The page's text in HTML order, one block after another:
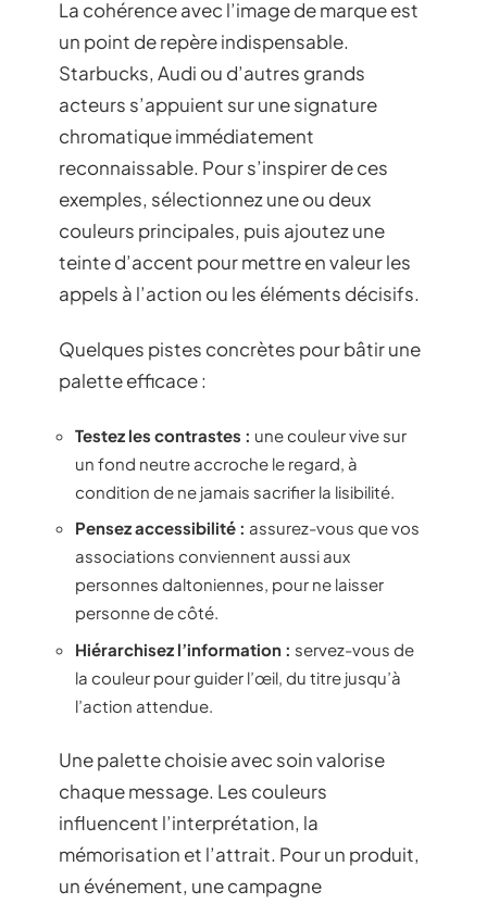
La cohérence avec l’image de marque est
un point de repère indispensable.
Starbucks, Audi ou d’autres grands
acteurs s’appuient sur une signature
chromatique immédiatement
reconnaissable. Pour s’inspirer de ces
exemples, sélectionnez une ou deux
couleurs principales, puis ajoutez une
teinte d’accent pour mettre en valeur les
appels à l’action ou les éléments décisifs.
Quelques pistes concrètes pour bâtir une
palette efficace :
Testez les contrastes : une couleur vive sur
un fond neutre accroche le regard, à
condition de ne jamais sacrifier la lisibilité.
Pensez accessibilité : assurez-vous que vos
associations conviennent aussi aux
personnes daltoniennes, pour ne laisser
personne de côté.
Hiérarchisez l’information : servez-vous de
la couleur pour guider l’œil, du titre jusqu’à
l’action attendue.
Une palette choisie avec soin valorise
chaque message. Les couleurs
influencent l’interprétation, la
mémorisation et l’attrait. Pour un produit,
un événement, une campagne